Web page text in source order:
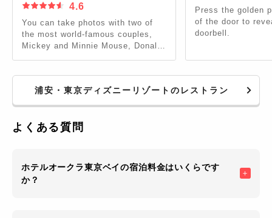
4.6
You can take photos with two of
the most world-famous couples,
Mickey and Minnie Mouse, Donald
Press the golden
of the door to
doorbell.
浦安・東京ディズニーリゾートのレストラン
よくある質問
ホテルオークラ東京ベイの宿泊料金はいくらです
か？